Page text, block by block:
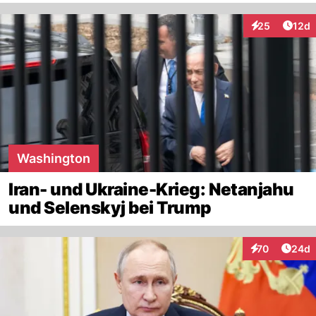
25
Interaktionen
12d
Washington
Iran- und Ukraine-Krieg: Netanjahu
und Selenskyj bei Trump
70
Interaktionen
24d